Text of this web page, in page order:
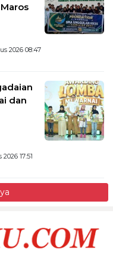
2026 08:47
dan
17:51